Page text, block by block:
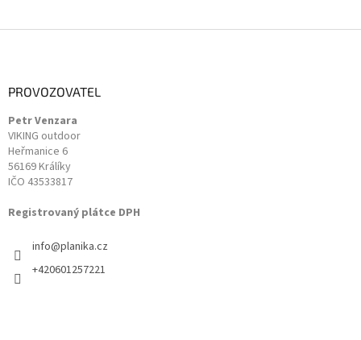
PROVOZOVATEL
Petr Venzara
VIKING outdoor
Heřmanice 6
56169 Králíky
IČO 43533817
Registrovaný plátce DPH
info@planika.cz
+420601257221